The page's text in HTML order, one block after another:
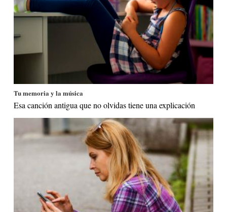
Tu memoria y la música
Esa canción antigua que no olvidas tiene una explicación